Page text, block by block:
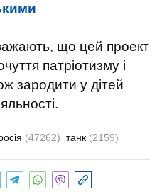
що цей проект
патріотизму і
зародити у дітей
(47262) танк (2159)